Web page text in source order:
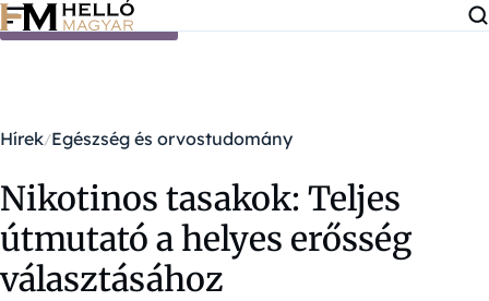
Ugrás a tartalomra
Hírek Egészség és orvostudomány
Nikotinos tasakok: Teljes
útmutató a helyes erősség
választásához